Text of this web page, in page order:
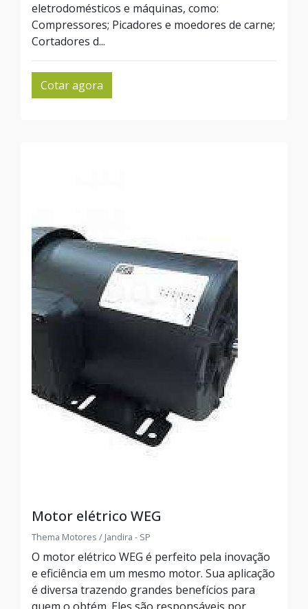
eletrodomésticos e máquinas, como:
Compressores; Picadores e moedores de carne;
Cortadores d...
Cotar agora
Motor elétrico WEG
Thema Motores / Jandira - SP
O motor elétrico WEG é perfeito pela inovação
e eficiência em um mesmo motor. Sua aplicação
é diversa trazendo grandes benefícios para